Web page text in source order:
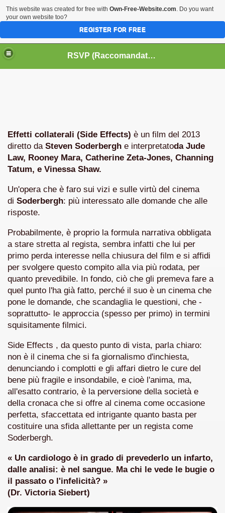
HOME BIOGRAFIE
CINEMA
DATABASE LIBRI
LIBRI
MUSICA
RSVP (Raccomandati Se Vi Piacciono)
Effetti collaterali (Side Effects) è un film del 2013
diretto daSteven Soderbergh e interpretatoda Jude
Law, Rooney Mara, Catherine Zeta-Jones, Channing
Tatum, e Vinessa Shaw.
Un'opera che è faro sui vizi e sulle virtù del cinema
di Soderbergh: più interessato alle domande che alle
risposte.
Probabilmente, è proprio la formula narrativa obbligata
a stare stretta al regista, sembra infatti che lui per
primo perda interesse nella chiusura del film e si affidi
per svolgere questo compito alla via più rodata, per
quanto prevedibile. In fondo, ciò che gli premeva fare a
quel punto l'ha già fatto, perché il suo è un cinema che
pone le domande, che scandaglia le questioni, che -
soprattutto- le approccia (spesso per primo) in termini
squisitamente filmici.
Side Effects , da questo punto di vista, parla chiaro:
non è il cinema che si fa giornalismo d'inchiesta,
denunciando i complotti e gli affari dietro le cure del
bene più fragile e insondabile, e cioè l'anima, ma,
all'esatto contrario, è la perversione della società e
della cronaca che si offre al cinema come occasione
perfetta, sfaccettata ed intrigante quanto basta per
costituire una sfida allettante per un regista come
Soderbergh.
« Un cardiologo è in grado di prevederlo un infarto,
dalle analisi: è nel sangue. Ma chi le vede le bugie o
il passato o l'infelicità? »
(Dr. Victoria Siebert)
edizione del Premio Strega.
non piu esordiente, bensi ampiamente radicato nel
l'esordio enigmatico e avvincente di Marcello
Se Ti Piacciono nel mese di Aprile 2013.
di quella che dovrebbe essere la quadrilogia di Carlos
lingue, le sue opere hanno conquistato milioni di
di vendite, Il cacciatore di aquiloni.
di Jeffery Deaver dedicato al criminologo tetraplegico
atipico, un viaggio interiore di Isabel Allende
di maggior successo al mondo.
psicopatico assoldato dal potere per poter incastrare
risiede quasi esclusivamente nella sua enorme
This website was created for free with Own-Free-Website.com. Do you want
your own website too?
REGISTER FOR FREE